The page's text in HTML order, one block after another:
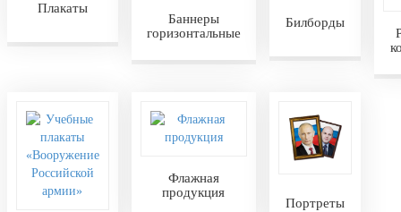
Плакаты
Баннеры
горизонтальные
Билборды
Флажная
продукция
Портреты